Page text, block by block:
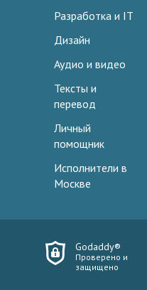
Разработка и IT
Дизайн
Аудио и видео
Тексты и
перевод
Личный
помощник
Исполнители в
Москве
Godaddy®
Проверено и
защищено